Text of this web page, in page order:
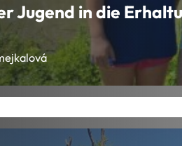
Jugend in die